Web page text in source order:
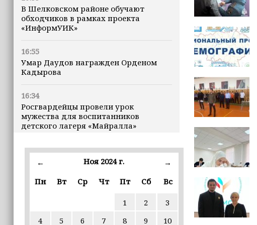
В Шелковском районе обучают
обходчиков в рамках проекта
«ИнформУИК»
16:55
Умар Даудов награжден Орденом
Кадырова
16:34
Росгвардейцы провели урок
мужества для воспитанников
детского лагеря «Майралла»
16:30
Дмитрий Чернышенко: Внутренний
въездной — на 20,1%
← Ноя 2024 г.
→
Пн
Вт Ср Чт Пт Сб Вс
1 2
3
4
5 6 7 8 9 10